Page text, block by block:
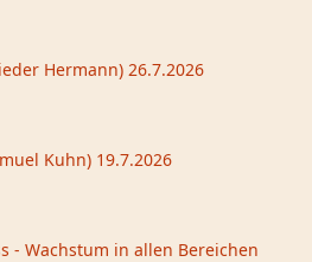
Hermann) 26.7.2026
Kuhn) 19.7.2026
- Wachstum in allen Bereichen